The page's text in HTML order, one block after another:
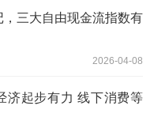
三大自由现金流指数有
2026-04-08
济起步有力 线下消费等